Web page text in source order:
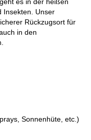
es in der heißen
Insekten. Unser
Rückzugsort für
in den
Sonnenhüte, etc.)